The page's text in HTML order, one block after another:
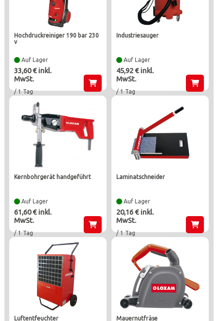
hochdruckreiniger 190 bar 230
v
Auf Lager
33,60 € inkl.
MwSt.
/ 1 Tag
industriesauger
Auf Lager
45,92 € inkl.
MwSt.
/ 1 Tag
kernbohrgerät handgeführt
Auf Lager
61,60 € inkl.
MwSt.
/ 1 Tag
laminatschneider
Auf Lager
20,16 € inkl.
MwSt.
/ 1 Tag
luftentfeuchter mauernutfräse